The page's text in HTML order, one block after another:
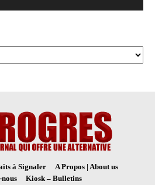
à Signaler
A Propos | About us
Kiosk – Bulletins